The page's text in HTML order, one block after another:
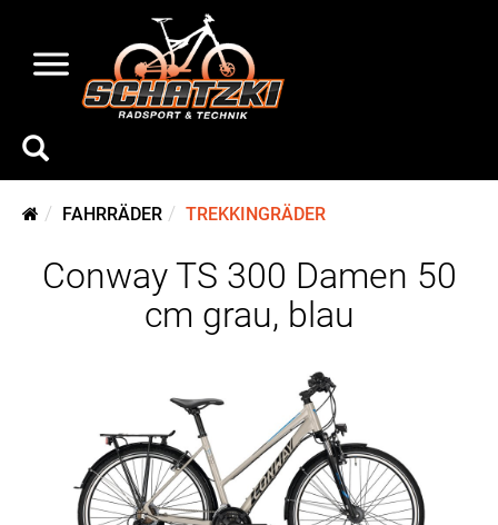
FAHRRÄDER TREKKINGRÄDER
Conway TS 300 Damen 50
cm grau, blau